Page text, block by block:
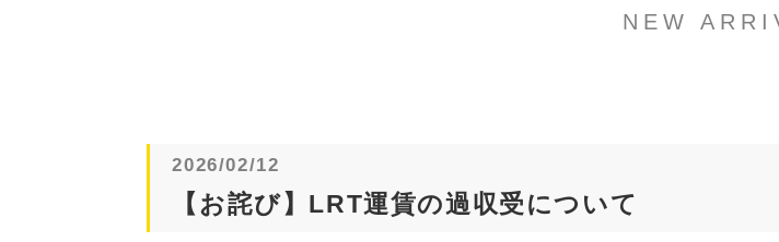
NEW
2026/02/12
【お詫び】LRT運賃の過収受について